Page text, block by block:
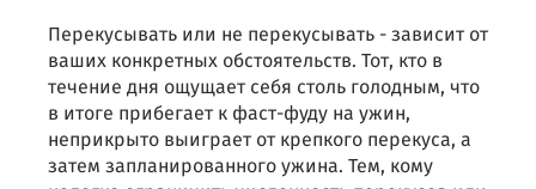
Перекусывать или не перекусывать - зависит от
ваших конкретных обстоятельств. Тот, кто в
течение дня ощущает себя столь голодным, что
в итоге прибегает к фаст-фуду на ужин,
неприкрыто выиграет от крепкого перекуса, а
затем запланированного ужина. Тем, кому